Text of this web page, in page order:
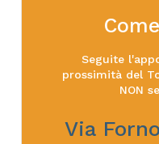
Seguite
prossimità del
NON
Via